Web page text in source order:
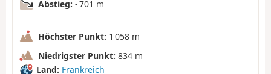
Abstieg: - 701 m
Höchster Punkt: 1 058 m
Niedrigster Punkt: 834 m
Land: Frankreich